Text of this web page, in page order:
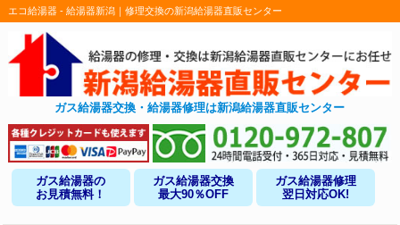
エコ給湯器 - 給湯器新潟｜修理交換の新潟給湯器直販センター
ガス給湯器交換・給湯器修理は新潟給湯器直販センター
ガス給湯器の
お見積無料！
ガス給湯器交換
最大90％OFF
ガス給湯器修理
翌日対応OK!